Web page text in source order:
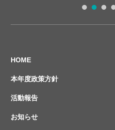
HOME
本年度政策方針
活動報告
お知らせ